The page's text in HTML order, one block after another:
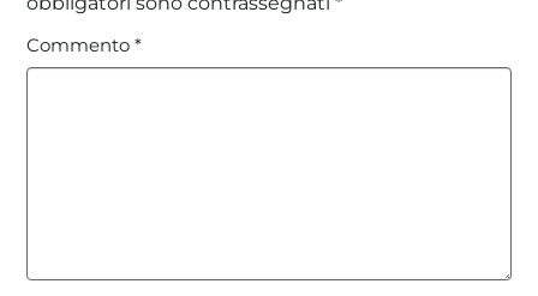
Commento*